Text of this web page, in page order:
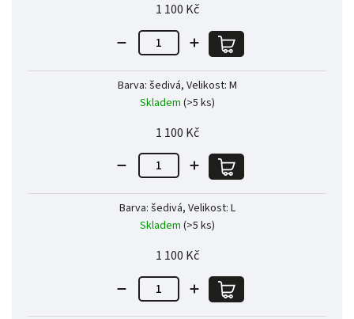
1 100 Kč
Barva: šedivá, Velikost: M
Skladem (>5 ks)
1 100 Kč
Barva: šedivá, Velikost: L
Skladem (>5 ks)
1 100 Kč